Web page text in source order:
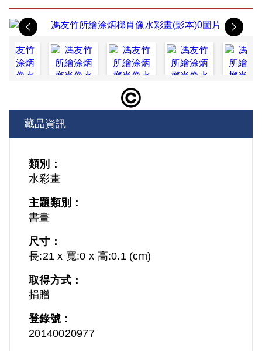
關於我們
意見信箱
Previous
藏品資訊
類別：
水彩畫
主題類別：
書畫
尺寸：
長:21 x 寬:0 x 高:0.1 (cm)
取得方式：
捐贈
登錄號：
20140020977